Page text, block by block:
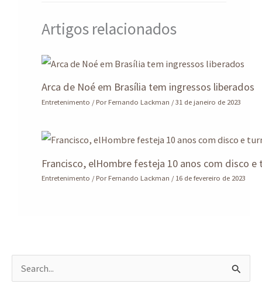
Artigos relacionados
Arca de Noé em Brasília tem ingressos liberados
Entretenimento / PorFernando Lackman /31 de janeiro de 2023
Francisco, elHombre festeja 10 anos com disco e
Entretenimento / PorFernando Lackman /16 de fevereiro de 2023